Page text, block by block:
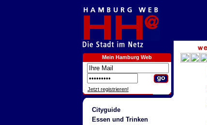
Mein Hamburg Web
Jetzt registrieren!
Cityguide
Essen und Trinken